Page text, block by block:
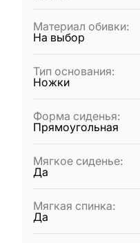
Материал обивки:
На выбор
Тип основания:
Ножки
Форма сиденья:
Прямоугольная
Мягкое сиденье:
Да
Мягкая спинка:
Да